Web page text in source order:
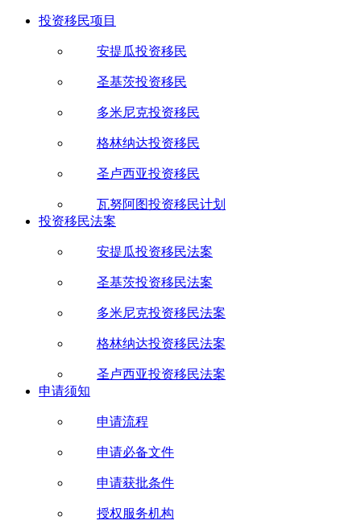
投资移民项目
安提瓜投资移民
圣基茨投资移民
多米尼克投资移民
格林纳达投资移民
圣卢西亚投资移民
瓦努阿图投资移民计划
投资移民法案
安提瓜投资移民法案
圣基茨投资移民法案
多米尼克投资移民法案
格林纳达投资移民法案
圣卢西亚投资移民法案
申请须知
申请流程
申请必备文件
申请获批条件
授权服务机构